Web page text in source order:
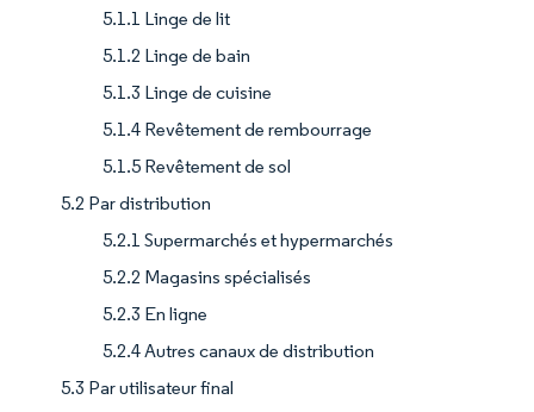
5.1.1 Linge de lit
5.1.2 Linge de bain
5.1.3 Linge de cuisine
5.1.4 Revêtement de rembourrage
5.1.5 Revêtement de sol
5.2 Par distribution
5.2.1 Supermarchés et hypermarchés
5.2.2 Magasins spécialisés
5.2.3 En ligne
5.2.4 Autres canaux de distribution
5.3 Par utilisateur final